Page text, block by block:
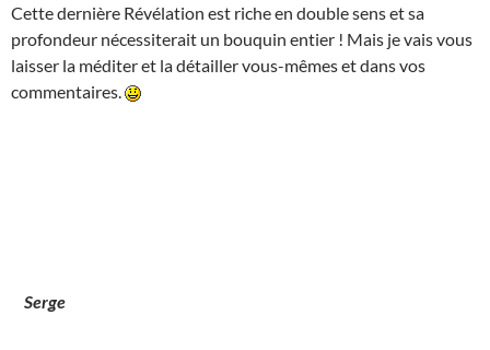
Cette dernière Révélation est riche en double sens et sa
profondeur nécessiterait un bouquin entier ! Mais je vais vous
laisser la méditer et la détailler vous-mêmes et dans vos
commentaires.
Serge